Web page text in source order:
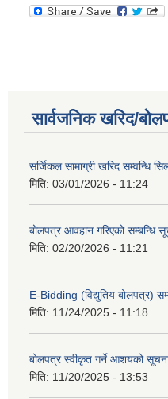
सार्वजनिक खरिद/
सर्जिकल सामाग्री खरिद सम्वन्धि
मिति: 03/01/2026 - 11:24
बोलपत्र आवहान गरिएको सम्बन्धि
मिति: 02/20/2026 - 11:21
E-Bidding (विद्युतिय बोलपत्र)
मिति: 11/24/2025 - 11:18
बोलपत्र स्वीकृत गर्ने आशयको
मिति: 11/20/2025 - 13:53